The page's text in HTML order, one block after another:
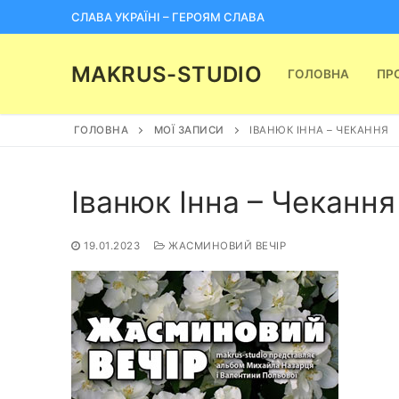
до
СЛАВА УКРАЇНІ – ГЕРОЯМ СЛАВА
MAKRUS-STUDIO ГОЛОВНА
ГОЛОВНА МОЇ ЗАПИСИ ІВАНЮК ІННА – ЧЕКАННЯ
Іванюк Інна – Чекання
19.01.2023 ЖАСМИНОВИЙ ВЕЧІР